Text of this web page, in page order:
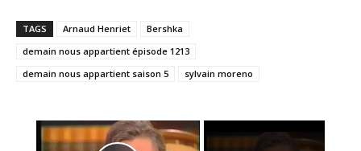
r
g
e
m
TAGS Arnaud Henriet
Bershka
demain nous appartient épisode 1213
demain nous appartient saison 5
sylvain moreno
×